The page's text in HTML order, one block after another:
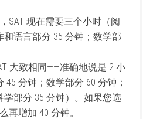
SAT 现在需要三个小时（阅
和语言部分 35 分钟；数学部
大致相同——准确地说是 2 小
45 分钟；数学部分 60 分钟；
学部分 35 分钟）。如果您选
再增加 40 分钟。